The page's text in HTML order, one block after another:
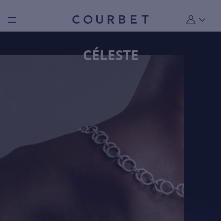
Burger toggle menu Mon
CÉLESTE